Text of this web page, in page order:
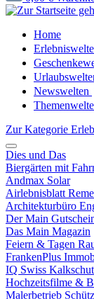
Home
Newswelten
Zur Kategorie
Dies und Das
Biergärten mit
Andmax Solar
Airlebnisblatt
Architekturbüro
Der Main
Das Main Magazin
Feiern & Tagen
FrankenPlus
IQ Swiss
Hochzeitsfilme &
Malerbetrieb